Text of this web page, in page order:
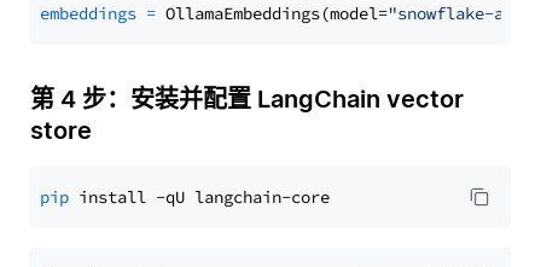
embeddings = OllamaEmbeddings(model="snowflake-
第 4 步：安装并配置 LangChain vector
store
pip